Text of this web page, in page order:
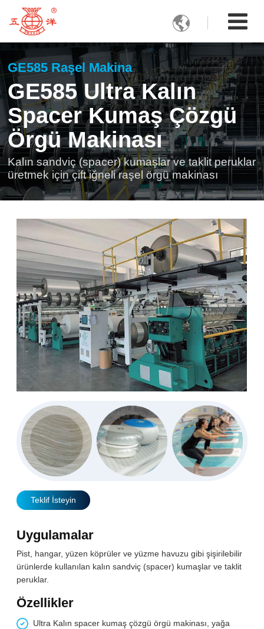

GE585 Raşel Makina
GE585 Ultra Kalın
Spacer Kumaş Çözgü
Örgü Makinası
Kalın sandviç (spacer) kumaşlar ve taklit peruklar
üretmek için çift iğneli raşel örgü makinası
Teklif İsteyin
Uygulamalar
Pist, hangar, yüzen köprüler ve yüzme havuzu gibi şişirilebilir
ürünlerde kullanılan kalın sandviç (spacer) kumaşlar ve taklit
peruklar.
Özellikler
Ultra Kalın spacer kumaş çözgü örgü makinası, yağa